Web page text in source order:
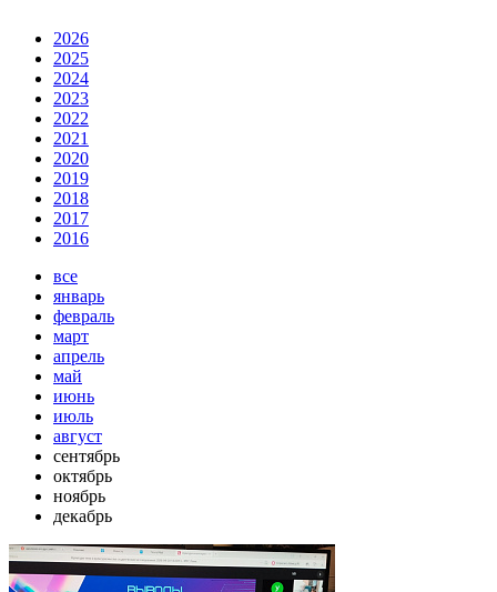
2026
2025
2024
2023
2022
2021
2020
2019
2018
2017
2016
все
январь
февраль
март
апрель
май
июнь
июль
август
сентябрь
октябрь
ноябрь
декабрь